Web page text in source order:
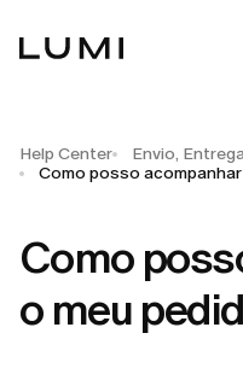
Help Center
Envio,
Como posso acompanhar
Como
o meu